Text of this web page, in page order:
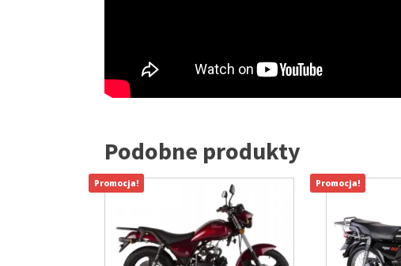
Podobne produkty
Promocja! Promocja!